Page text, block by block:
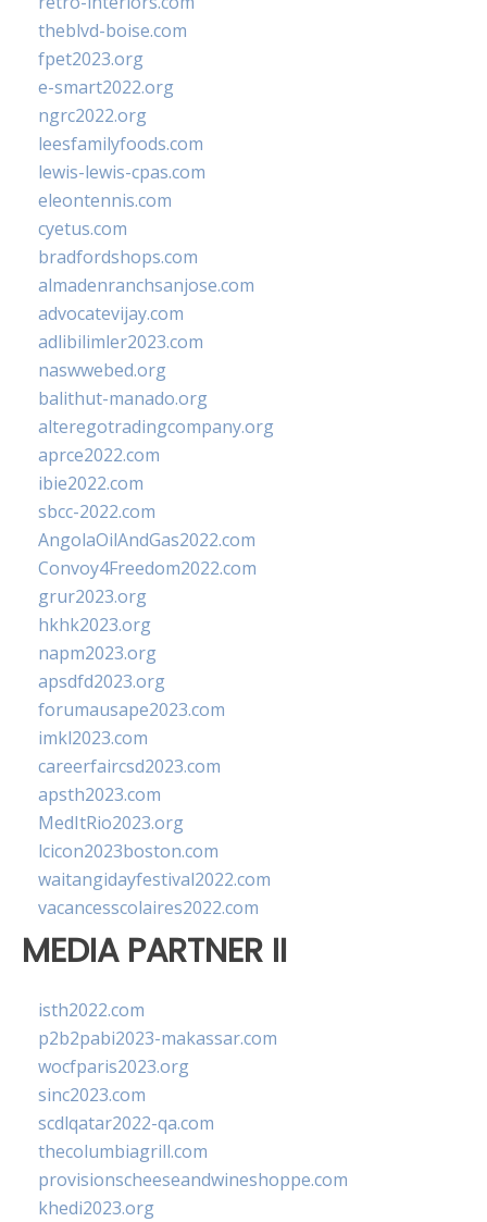
theblvd-boise.com
fpet2023.org
e-smart2022.org
ngrc2022.org
leesfamilyfoods.com
lewis-lewis-cpas.com
eleontennis.com
cyetus.com
bradfordshops.com
almadenranchsanjose.com
advocatevijay.com
adlibilimler2023.com
naswwebed.org
balithut-manado.org
alteregotradingcompany.org
aprce2022.com
ibie2022.com
sbcc-2022.com
AngolaOilAndGas2022.com
Convoy4Freedom2022.com
grur2023.org
hkhk2023.org
napm2023.org
apsdfd2023.org
forumausape2023.com
imkl2023.com
careerfaircsd2023.com
apsth2023.com
MedItRio2023.org
lcicon2023boston.com
waitangidayfestival2022.com
vacancesscolaires2022.com
MEDIA PARTNER II
isth2022.com
p2b2pabi2023-makassar.com
wocfparis2023.org
sinc2023.com
scdlqatar2022-qa.com
thecolumbiagrill.com
provisionscheeseandwineshoppe.com
khedi2023.org